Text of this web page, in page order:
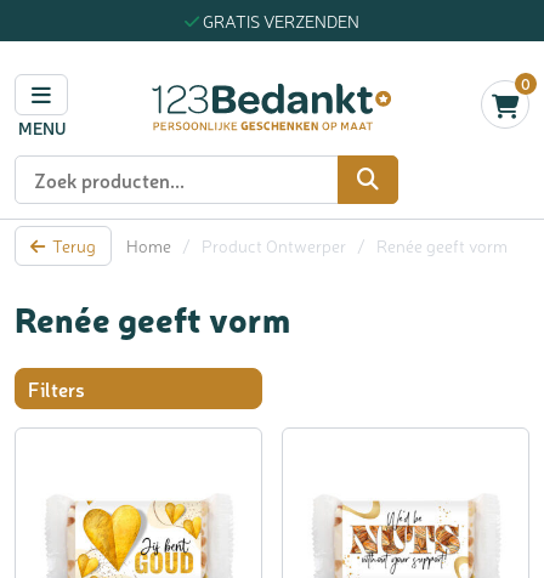
GRATIS VERZENDEN
MENU
0
Zoeken
Terug Home / Product Ontwerper / Renée geeft vorm
Renée geeft vorm
Filters